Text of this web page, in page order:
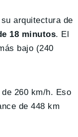
arquitectura de
18 minutos. El
bajo (240
260 km/h. Eso
de 448 km